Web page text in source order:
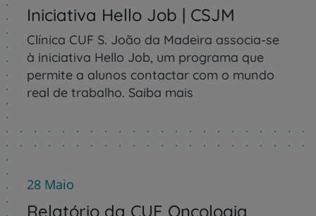
Iniciativa Hello Job | CSJM
Clínica CUF S. João da Madeira associa-se
à iniciativa Hello Job, um programa que
permite a alunos contactar com o mundo
real de trabalho. Saiba mais
28 Maio
Relatório da CUF Oncologia